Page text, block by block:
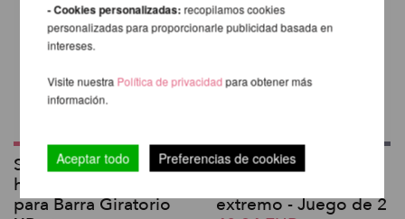
Soporte de techo
horizontal estándar
para Barra Giratorio
A-Frame Barra
extremo - Juego de 2
- Cookies personalizadas: recopilamos cookies
personalizadas para proporcionarle publicidad basada en
intereses.
Visite nuestra Política de privacidadpara obtener más
información.
Aceptar todo Preferencias de cookies